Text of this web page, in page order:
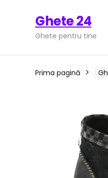
Ghete 24
Ghete pentru tine
Prima pagină